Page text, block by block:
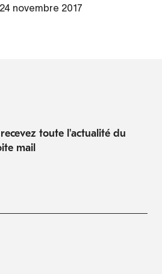
novembre 2017
toute l'actualité du
mail